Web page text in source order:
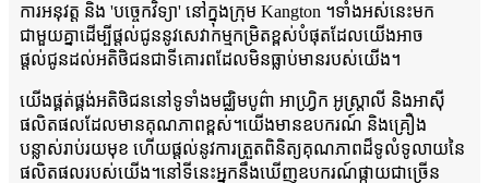
ការអនុវត្ត និង 'បច្ចេកវិទ្យា' នៅក្នុងក្រុម Kangton ។ទាំងអស់នេះមក
ជាមួយគ្នាដើម្បីផ្តល់ជូននូវសេវាកម្មកម្រិតខ្ពស់បំផុតដែលយើងអាច
ផ្តល់ជូនដល់អតិថិជនជាទីគោរពដែលមិនធ្លាប់មានរបស់យើង។
យើងផ្គត់ផ្គង់អតិថិជននៅទូទាំងមជ្ឈិមបូព៌ា អាហ្វ្រិក អូស្ត្រាលី និងអាស៊ី
ផលិតផលដែលមានគុណភាពខ្ពស់។យើងមានឧបករណ៍ និងគ្រឿង
បន្លាស់រាប់រយមុខ ហើយផ្តល់នូវការត្រួតពិនិត្យគុណភាពដ៏ទូលំទូលាយនៃ
ផលិតផលរបស់យើង។នៅទីនេះអ្នកនឹងឃើញឧបករណ៍ផ្កាយជាច្រើន